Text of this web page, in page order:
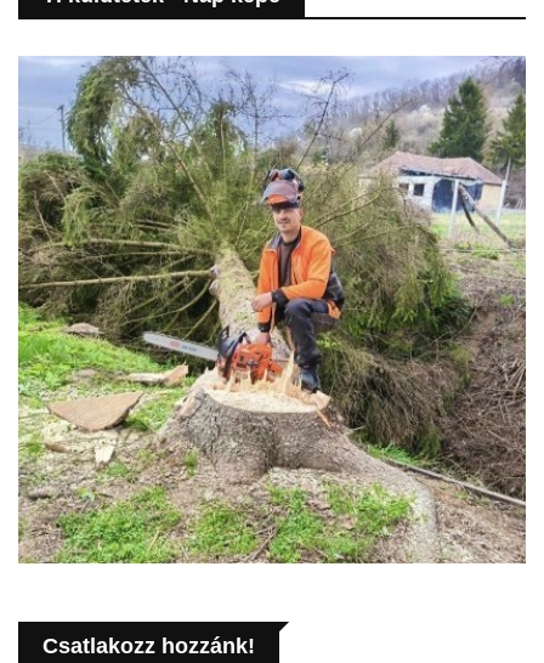
Csatlakozz hozzánk!